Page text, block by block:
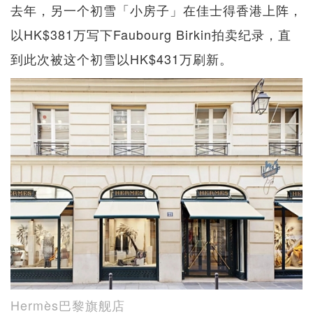
去年，另一个初雪「小房子」在佳士得香港上阵，
以HK$381万写下Faubourg Birkin拍卖纪录，直
到此次被这个初雪以HK$431万刷新。
Hermès巴黎旗舰店